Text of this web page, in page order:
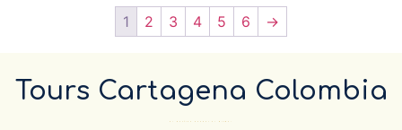
1 2 3 4 5 6 →
Tours Cartagena Colombia